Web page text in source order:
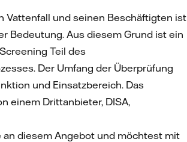
Vattenfall und seinen Beschäftigten ist
Bedeutung. Aus diesem Grund ist ein
Teil des
Der Umfang der Überprüfung
und Einsatzbereich. Das
einem Drittanbieter, DISA,
an diesem Angebot und möchtest mit